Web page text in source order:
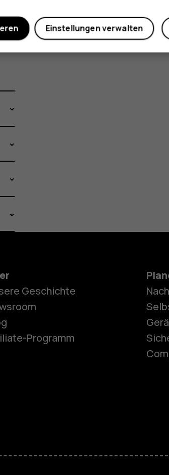
HMD
Geschichte
Programm
Einstellungen verwalten